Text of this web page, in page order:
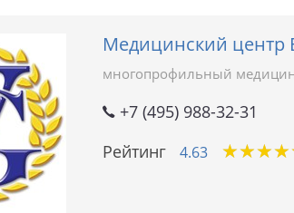
Медицинский центр
многопрофильный
+7 (495) 988-32-31
Рейтинг
4.63 ★★★★
★★★★